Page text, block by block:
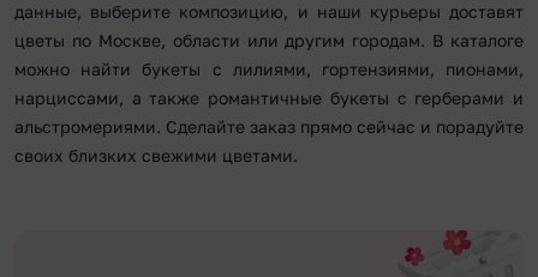
данные, выберите композицию, и наши курьеры доставят
цветы по Москве, области или другим городам. В каталоге
можно найти букеты с лилиями, гортензиями, пионами,
нарциссами, а также романтичные букеты с герберами и
альстромериями. Сделайте заказ прямо сейчас и порадуйте
своих близких свежими цветами.